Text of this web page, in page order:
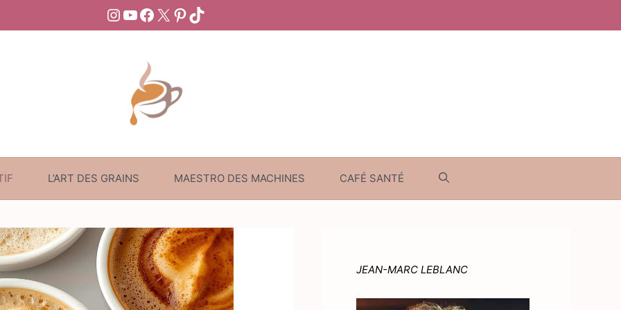
Instagram
YouTube
Facebook
X Pinterest
TikTok
L’ART DES GRAINS MAESTRO DES MACHINES CAFÉ SANTÉ
JEAN-MARC LEBLANC